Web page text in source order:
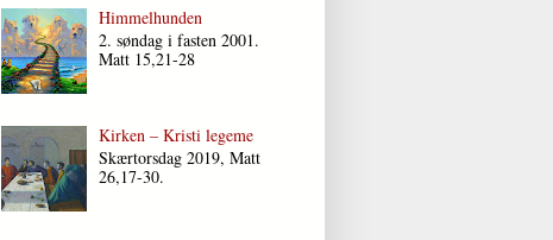
Himmelhunden
2. søndag i fasten 2001.
Matt 15,21-28
Kirken – Kristi legeme
Skærtorsdag 2019, Matt
26,17-30.